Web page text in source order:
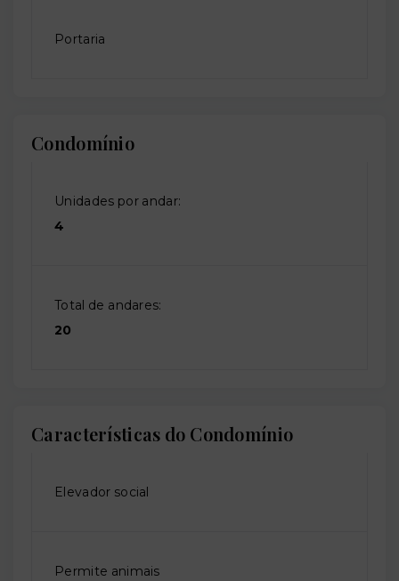
Portaria
Condomínio
Unidades por andar:
4
Total de andares:
20
Características do Condomínio
Elevador social
Permite animais